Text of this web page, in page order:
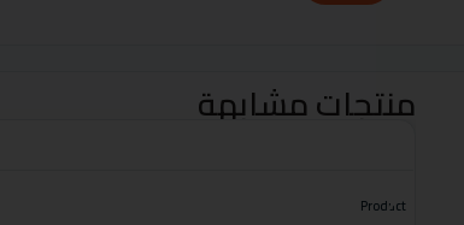
منتجات مشابهة
Product